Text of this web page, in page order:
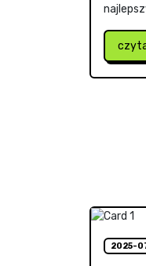
2025-